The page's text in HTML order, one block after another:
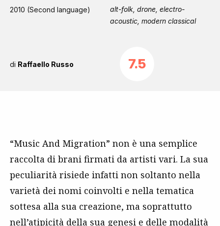
2010 (Second language)
alt-folk, drone, electro-
acoustic, modern classical
di Raffaello Russo 7.5
“Music And Migration” non è una semplice
raccolta di brani firmati da artisti vari. La sua
peculiarità risiede infatti non soltanto nella
varietà dei nomi coinvolti e nella tematica
sottesa alla sua creazione, ma soprattutto
nell’atipicità della sua genesi e delle modalità